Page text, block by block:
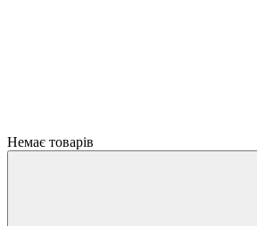
Немає товарів